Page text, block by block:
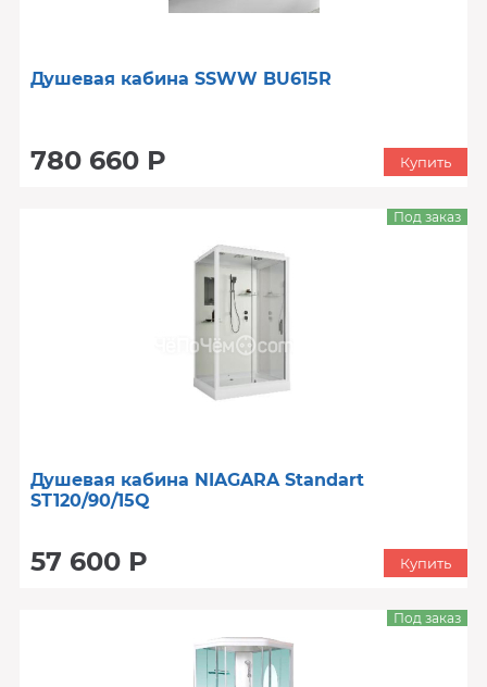
Душевая кабина SSWW BU615R
780 660 Р Купить
Душевая кабина NIAGARA Standart
ST120/90/15Q
57 600 Р
Под заказ
Купить
Под заказ